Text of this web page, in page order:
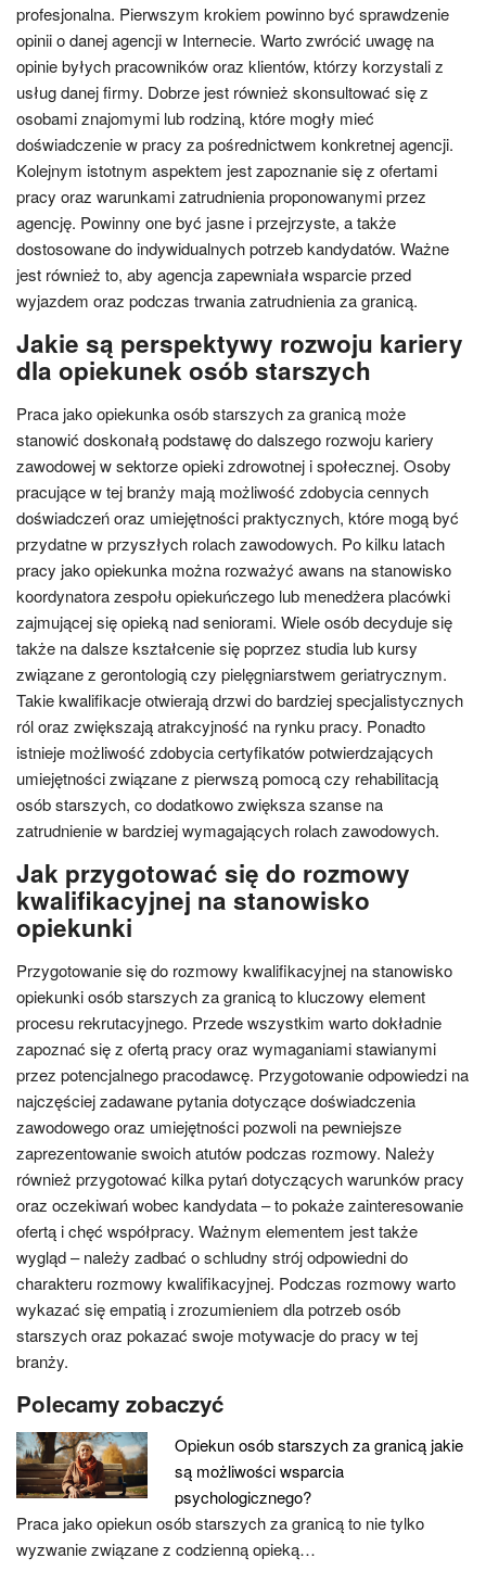
profesjonalna. Pierwszym krokiem powinno być sprawdzenie
opinii o danej agencji w Internecie. Warto zwrócić uwagę na
opinie byłych pracowników oraz klientów, którzy korzystali z
usług danej firmy. Dobrze jest również skonsultować się z
osobami znajomymi lub rodziną, które mogły mieć
doświadczenie w pracy za pośrednictwem konkretnej agencji.
Kolejnym istotnym aspektem jest zapoznanie się z ofertami
pracy oraz warunkami zatrudnienia proponowanymi przez
agencję. Powinny one być jasne i przejrzyste, a także
dostosowane do indywidualnych potrzeb kandydatów. Ważne
jest również to, aby agencja zapewniała wsparcie przed
wyjazdem oraz podczas trwania zatrudnienia za granicą.
Jakie są perspektywy rozwoju kariery
dla opiekunek osób starszych
Praca jako opiekunka osób starszych za granicą może
stanowić doskonałą podstawę do dalszego rozwoju kariery
zawodowej w sektorze opieki zdrowotnej i społecznej. Osoby
pracujące w tej branży mają możliwość zdobycia cennych
doświadczeń oraz umiejętności praktycznych, które mogą być
przydatne w przyszłych rolach zawodowych. Po kilku latach
pracy jako opiekunka można rozważyć awans na stanowisko
koordynatora zespołu opiekuńczego lub menedżera placówki
zajmującej się opieką nad seniorami. Wiele osób decyduje się
także na dalsze kształcenie się poprzez studia lub kursy
związane z gerontologią czy pielęgniarstwem geriatrycznym.
Takie kwalifikacje otwierają drzwi do bardziej specjalistycznych
ról oraz zwiększają atrakcyjność na rynku pracy. Ponadto
istnieje możliwość zdobycia certyfikatów potwierdzających
umiejętności związane z pierwszą pomocą czy rehabilitacją
osób starszych, co dodatkowo zwiększa szanse na
zatrudnienie w bardziej wymagających rolach zawodowych.
Jak przygotować się do rozmowy
kwalifikacyjnej na stanowisko
opiekunki
Przygotowanie się do rozmowy kwalifikacyjnej na stanowisko
opiekunki osób starszych za granicą to kluczowy element
procesu rekrutacyjnego. Przede wszystkim warto dokładnie
zapoznać się z ofertą pracy oraz wymaganiami stawianymi
przez potencjalnego pracodawcę. Przygotowanie odpowiedzi na
najczęściej zadawane pytania dotyczące doświadczenia
zawodowego oraz umiejętności pozwoli na pewniejsze
zaprezentowanie swoich atutów podczas rozmowy. Należy
również przygotować kilka pytań dotyczących warunków pracy
oraz oczekiwań wobec kandydata – to pokaże zainteresowanie
ofertą i chęć współpracy. Ważnym elementem jest także
wygląd – należy zadbać o schludny strój odpowiedni do
charakteru rozmowy kwalifikacyjnej. Podczas rozmowy warto
wykazać się empatią i zrozumieniem dla potrzeb osób
starszych oraz pokazać swoje motywacje do pracy w tej
branży.
Polecamy zobaczyć
Opiekun osób starszych za granicą jakie
są możliwości wsparcia
psychologicznego?
Praca jako opiekun osób starszych za granicą to nie tylko
wyzwanie związane z codzienną opieką…